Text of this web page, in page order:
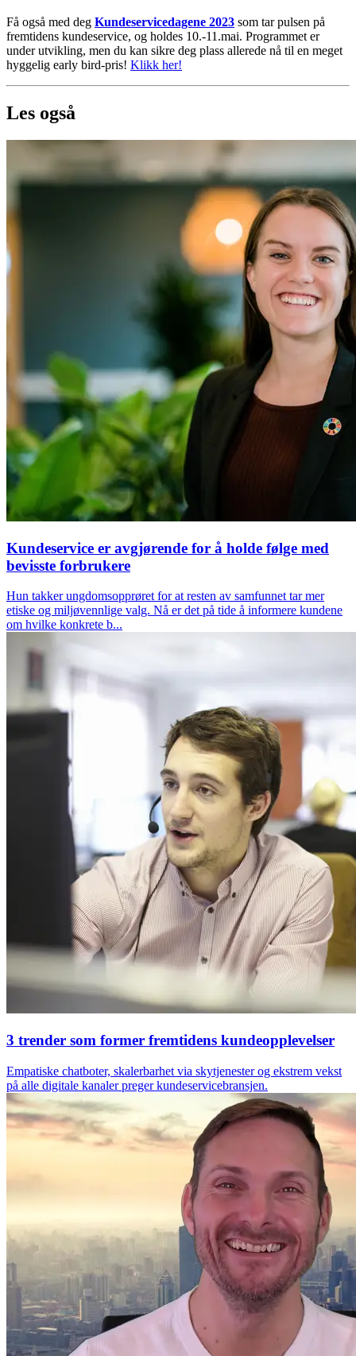
Få også med deg Kundeservicedagene 2023 som tar pulsen på
fremtidens kundeservice, og holdes 10.-11.mai. Programmet er
under utvikling, men du kan sikre deg plass allerede nå til en meget
hyggelig early bird-pris! Klikk her!
Les også
Kundeservice er avgjørende for å holde følge med
bevisste forbrukere
Hun takker ungdomsopprøret for at resten av samfunnet tar mer
etiske og miljøvennlige valg. Nå er det på tide å informere kundene
om hvilke konkrete b...
3 trender som former fremtidens kundeopplevelser
Empatiske chatboter, skalerbarhet via skytjenester og ekstrem vekst
på alle digitale kanaler preger kundeservicebransjen.